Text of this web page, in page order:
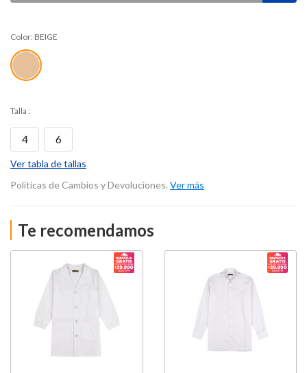
Color: BEIGE
Talla :
4 6
Ver tabla de tallas
Políticas de Cambios y Devoluciones. Ver más
Te recomendamos